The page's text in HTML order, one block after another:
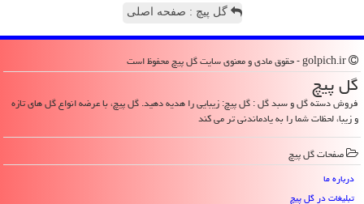
گل پیچ : صفحه اصلی
گل پیچ
فروش دسته گل و سبد گل : گل پیچ: زیبایی را هدیه دهید. گل پیچ، با عرضه انواع گل های تازه
و زیبا، لحظات شما را به یادماندنی تر می کند
صفحات گل پیچ
درباره ما
تبلیغات در گل پیچ